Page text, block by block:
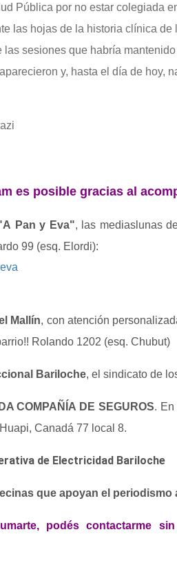
Pública por no estar colegiada
las hojas de la historia clínica
las sesiones que habría
y, hasta el día de hoy,
es posible gracias al
Pan y Eva", las mediaslunas
99 (esq. Elordi):
Mallín, con atención
Rolando 1202 (esq. Chubut)
Bariloche, el sindicato de
COMPAÑÍA DE SEGUROS. En
Canadá 77 local 8.
de Electricidad Bariloche
que apoyan el periodismo
podés contactarme